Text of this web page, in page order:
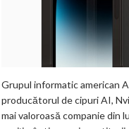
Grupul informatic american
producătorul de cipuri AI,
mai valoroasă companie din